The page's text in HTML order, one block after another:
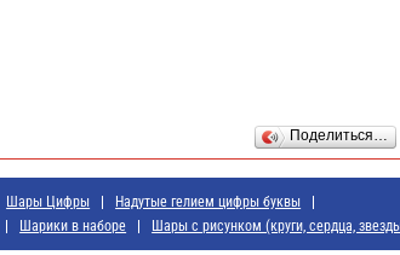
Поделиться…
Шары Цифры
Надутые гелием цифры буквы
Шарики в наборе Шары с рисунком (круги, сердца,